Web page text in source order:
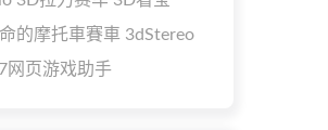
的摩托車賽車 3dStereo
网页游戏助手